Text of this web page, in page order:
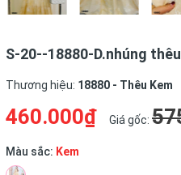
S-20--18880-D.nhúng
Thương hiệu: 18880 - Thêu Kem
460.000₫ Giá gốc:
Màu sắc: Kem